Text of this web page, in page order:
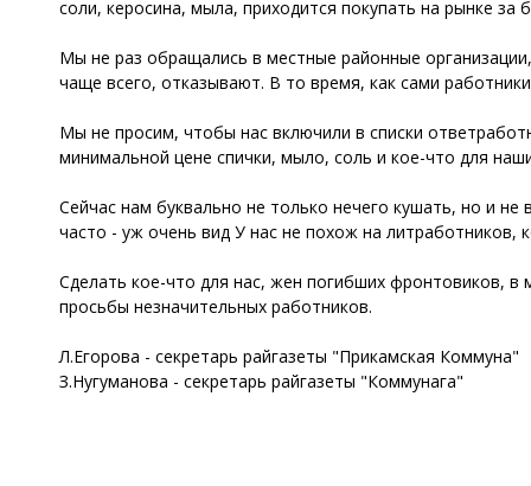
соли, керосина, мыла, приходится покупать на рынке за
Мы не раз обращались в местные районные
чаще всего, отказывают. В то время, как сами
Мы не просим, чтобы нас включили в списки
минимальной цене спички, мыло, соль и кое-что для
Сейчас нам буквально не только нечего кушать, но и
часто - уж очень вид У нас не похож на литработников,
Сделать кое-что для нас, жен погибших фронтовиков,
просьбы незначительных работников.
Л.Егорова - секретарь райгазеты "Прикамская Коммуна"
З.Нугуманова - секретарь райгазеты "Коммунага"